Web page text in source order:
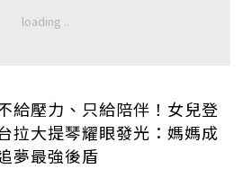
給壓力、只給陪伴！女兒登
拉大提琴耀眼發光：媽媽成
夢最強後盾